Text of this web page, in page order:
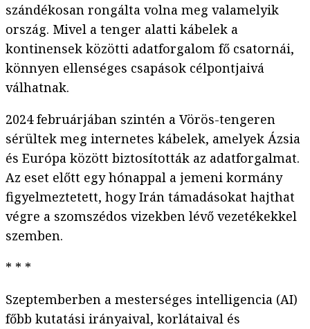
szándékosan rongálta volna meg valamelyik
ország. Mivel a tenger alatti kábelek a
kontinensek közötti adatforgalom fő csatornái,
könnyen ellenséges csapások célpontjaivá
válhatnak.
2024 februárjában szintén a Vörös-tengeren
sérültek meg internetes kábelek, amelyek Ázsia
és Európa között biztosították az adatforgalmat.
Az eset előtt egy hónappal a jemeni kormány
figyelmeztetett, hogy Irán támadásokat hajthat
végre a szomszédos vizekben lévő vezetékekkel
szemben.
* * *
Szeptemberben a mesterséges intelligencia (AI)
főbb kutatási irányaival, korlátaival és